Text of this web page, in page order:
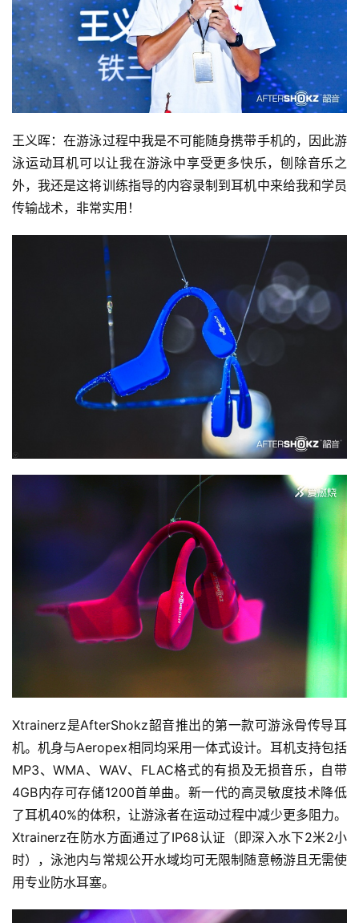
王义晖：在游泳过程中我是不可能随身携带手机的，因此游
泳运动耳机可以让我在游泳中享受更多快乐，刨除音乐之
外，我还是这将训练指导的内容录制到耳机中来给我和学员
传输战术，非常实用！
Xtrainerz是AfterShokz韶音推出的第一款可游泳骨传导耳
机。机身与Aeropex相同均采用一体式设计。耳机支持包括
MP3、WMA、WAV、FLAC格式的有损及无损音乐，自带
4GB内存可存储1200首单曲。新一代的高灵敏度技术降低
了耳机40%的体积，让游泳者在运动过程中减少更多阻力。
Xtrainerz在防水方面通过了IP68认证（即深入水下2米2小
时），泳池内与常规公开水域均可无限制随意畅游且无需使
用专业防水耳塞。